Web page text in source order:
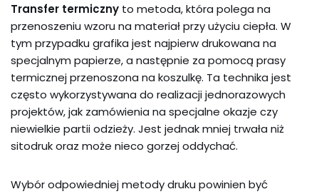
Transfer termiczny to metoda, która polega na
przenoszeniu wzoru na materiał przy użyciu ciepła. W
tym przypadku grafika jest najpierw drukowana na
specjalnym papierze, a następnie za pomocą prasy
termicznej przenoszona na koszulkę. Ta technika jest
często wykorzystywana do realizacji jednorazowych
projektów, jak zamówienia na specjalne okazje czy
niewielkie partii odzieży. Jest jednak mniej trwała niż
sitodruk oraz może nieco gorzej oddychać.
Wybór odpowiedniej metody druku powinien być